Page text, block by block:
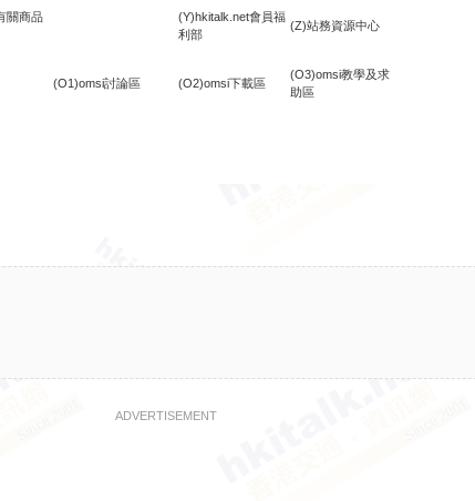
關商品
(Y)hkitalk.net會員福
利部
(Z)站務資源中心
(O1)omsi討論區 (O2)omsi下載區
(O3)omsi教學及求
助區
ADVERTISEMENT